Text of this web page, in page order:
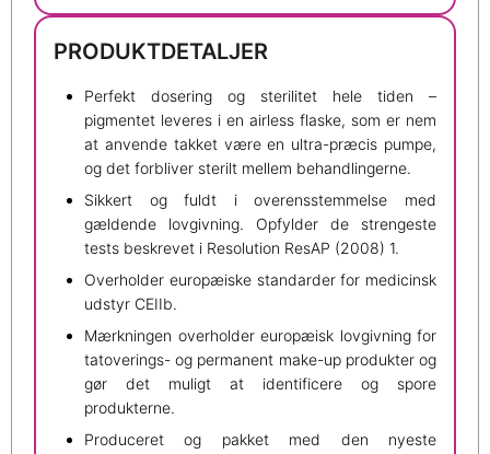
PRODUKTDETALJER
Perfekt dosering og sterilitet hele tiden –
pigmentet leveres i en airless flaske, som er nem
at anvende takket være en ultra-præcis pumpe,
og det forbliver sterilt mellem behandlingerne.
Sikkert og fuldt i overensstemmelse med
gældende lovgivning. Opfylder de strengeste
tests beskrevet i Resolution ResAP (2008) 1.
Overholder europæiske standarder for medicinsk
udstyr CEIIb.
Mærkningen overholder europæisk lovgivning for
tatoverings- og permanent make-up produkter og
gør det muligt at identificere og spore
produkterne.
Produceret og pakket med den nyeste